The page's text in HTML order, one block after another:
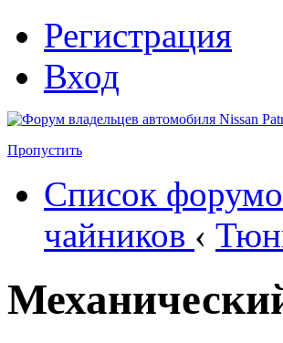
Регистрация
Вход
Пропустить
Список
чайников ‹